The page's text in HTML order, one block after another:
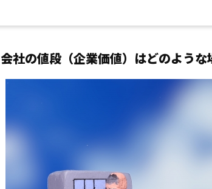
会社の値段（企業価値）はどのよう